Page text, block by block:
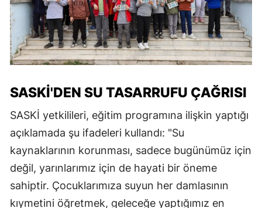
SASKİ'DEN SU TASARRUFU ÇAĞRISI
SASKİ yetkilileri, eğitim programına ilişkin yaptığı
açıklamada şu ifadeleri kullandı: "Su
kaynaklarının korunması, sadece bugünümüz için
değil, yarınlarımız için de hayati bir öneme
sahiptir. Çocuklarımıza suyun her damlasının
kıymetini öğretmek, geleceğe yaptığımız en